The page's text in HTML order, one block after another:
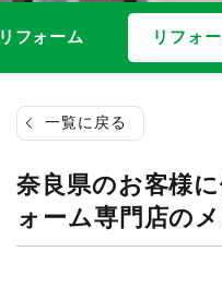
フォーム リフォ
一覧に戻る
奈良県のお客様
ォーム専門店の